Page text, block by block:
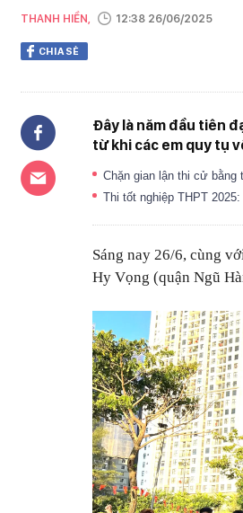
THANH HIỀN, 12:38 26/06/2025
CHIA SẺ
Đây là năm đầu tiên
từ khi các em quy tụ
Chặn gian lận thi cử bằng
Thi tốt nghiệp THPT
Sáng nay 26/6, cùng
Hy Vọng (quận Ngũ